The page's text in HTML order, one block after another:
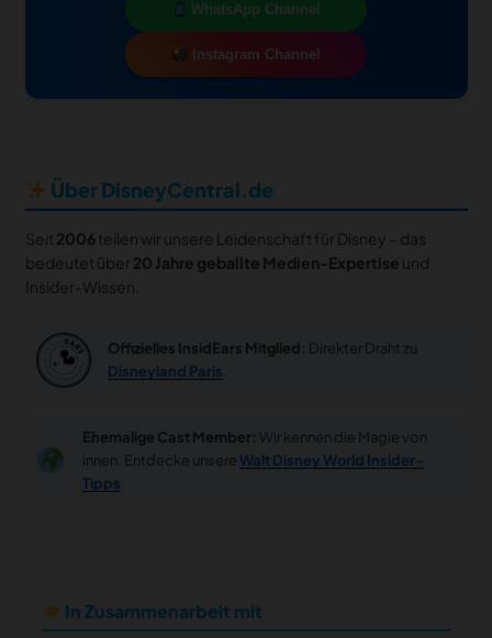
WhatsApp Channel
Instagram Channel
Über DisneyCentral.de
Seit 2006teilen wir unsere Leidenschaft für Disney – das
bedeutet über 20 Jahre geballte Medien-Expertise und
Insider-Wissen.
Offizielles InsidEars Mitglied: Direkter Draht zu
Disneyland Paris
Ehemalige Cast Member: Wir kennen die Magie von
innen. Entdecke unsere Walt Disney World Insider-
Tipps
In Zusammenarbeit mit